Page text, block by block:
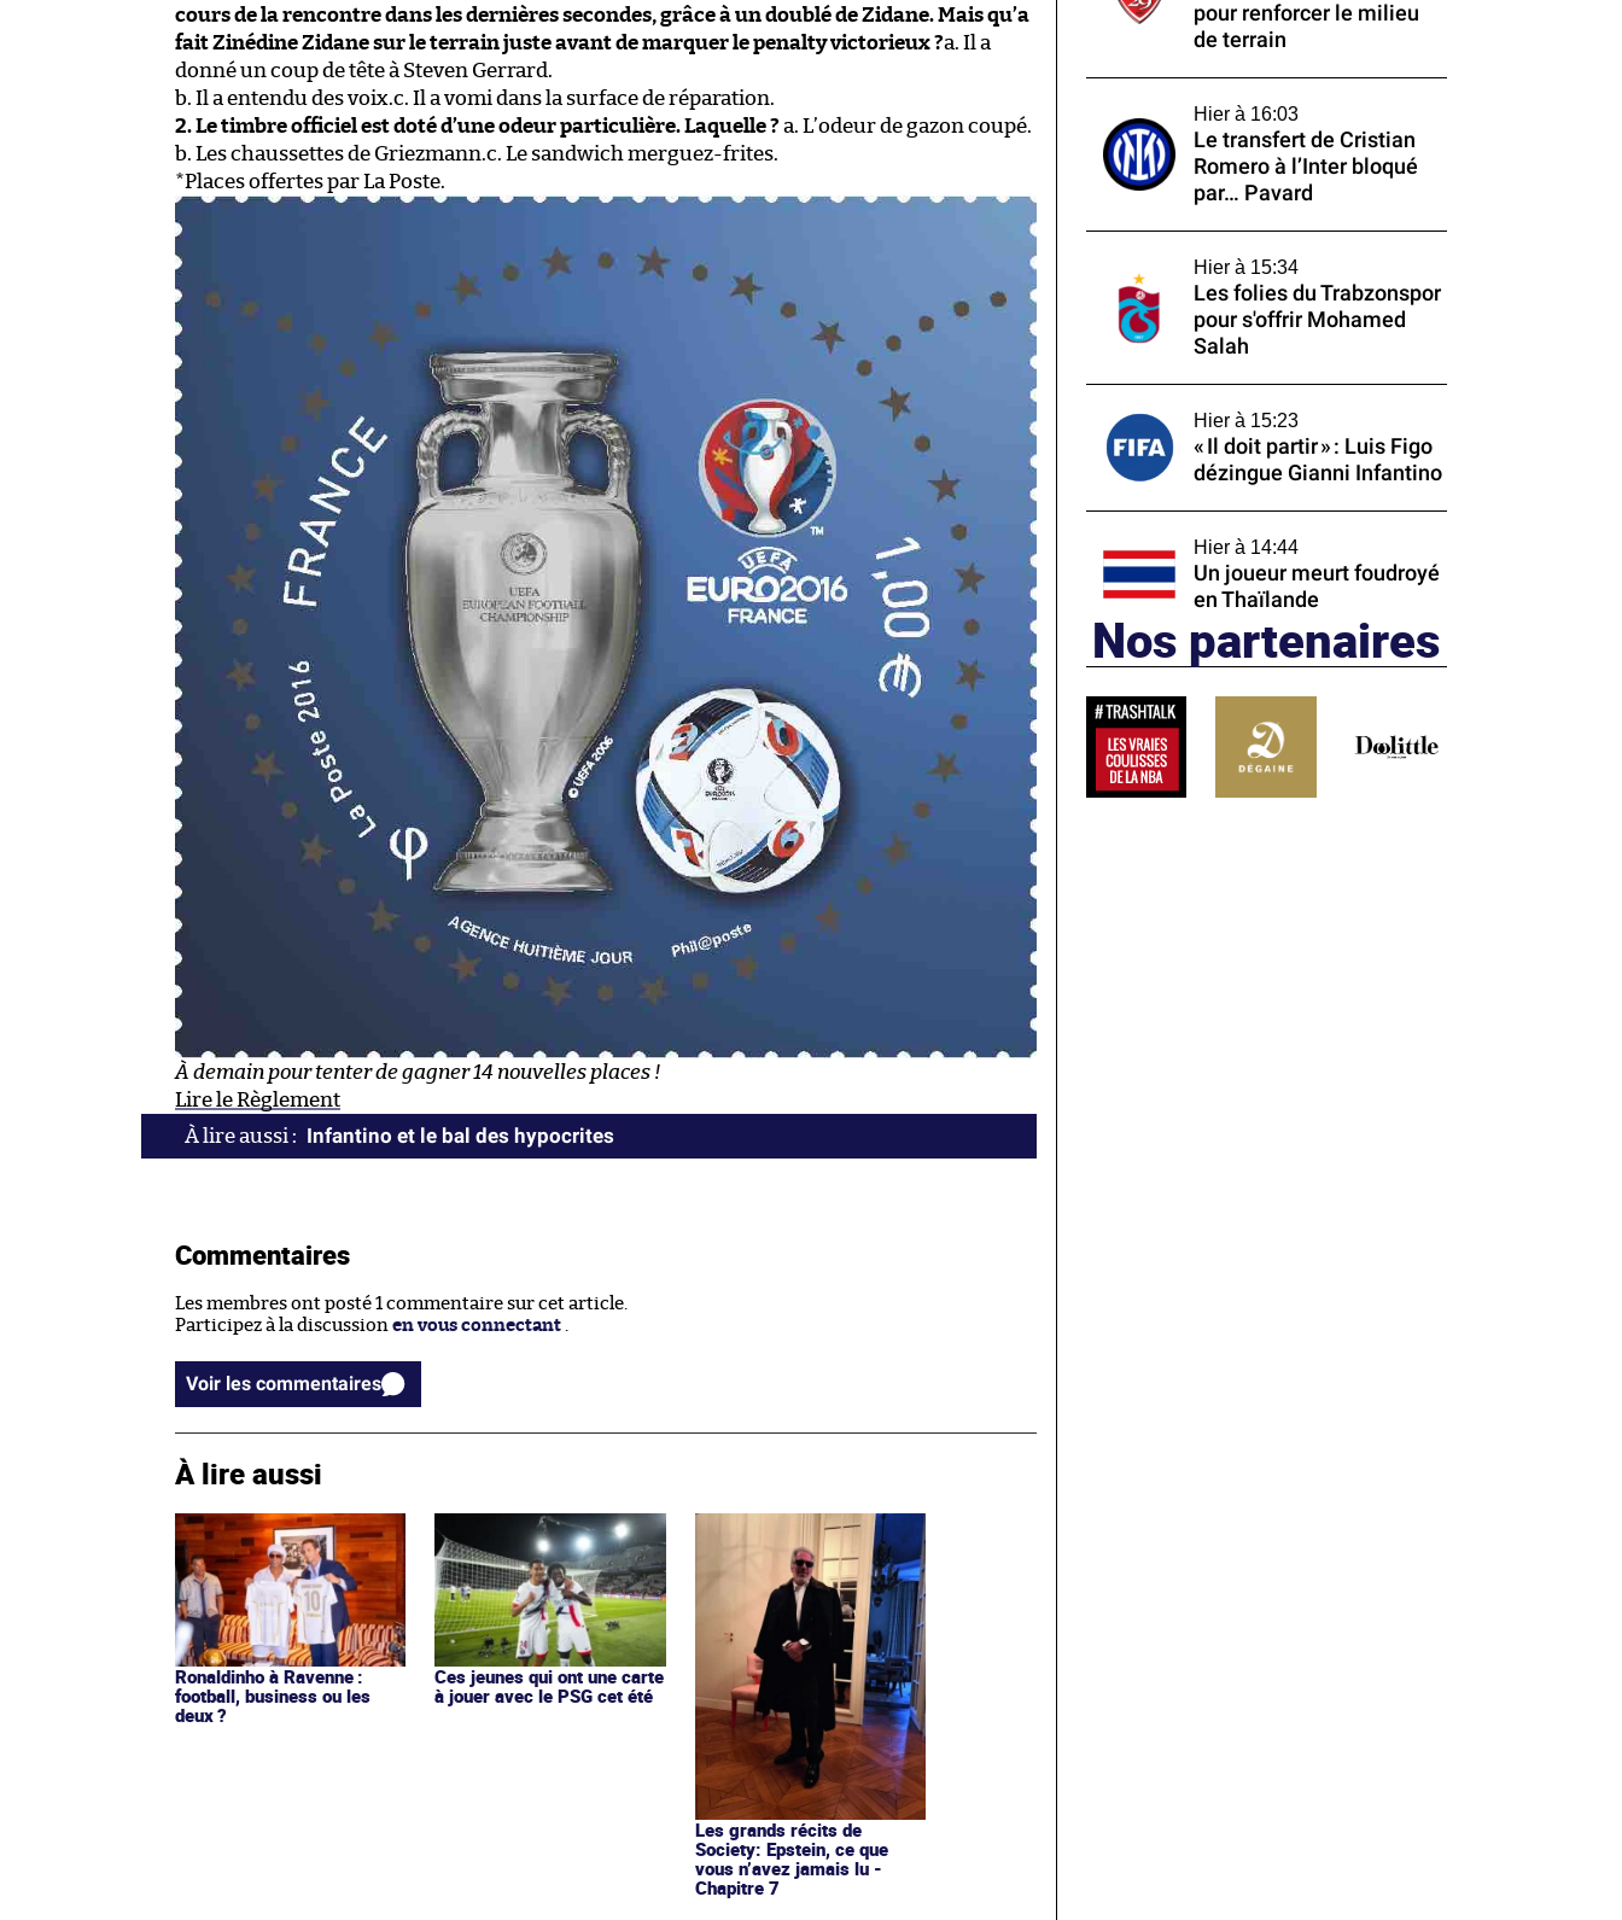
cours de la rencontre dans les dernières secondes, grâce à un doublé de Zidane. Mais qu’a
fait Zinédine Zidane sur le terrain juste avant de marquer le penalty victorieux ?a. Il a
donné un coup de tête à Steven Gerrard.
b. Il a entendu des voix.c. Il a vomi dans la surface de réparation.
2. Le timbre officiel est doté d’une odeur particulière. Laquelle ? a. L’odeur de gazon coupé.
b. Les chaussettes de Griezmann.c. Le sandwich merguez-frites.
*Places offertes par La Poste.
À demain pour tenter de gagner 14 nouvelles places !
Lire le Règlement
Infantino et le bal des hypocrites
Commentaires
Les membres ont posté 1 commentaire sur cet article.
Participez à la discussion en vous connectant
Voir les commentaires
À lire aussi
Ronaldinho à Ravenne :
football, business ou les
deux ?
Ces jeunes qui ont une carte
à jouer avec le PSG cet été
Les grands récits de
Society: Epstein, ce que
vous n’avez jamais lu -
Chapitre 7
pour renforcer le milieu
de terrain
Hier à 16:03
Le transfert de Cristian
Romero à l’Inter bloqué
par… Pavard
Hier à 15:34
Les folies du Trabzonspor
pour s'offrir Mohamed
Salah
Hier à 15:23
« Il doit partir » : Luis Figo
dézingue Gianni Infantino
Hier à 14:44
Un joueur meurt foudroyé
en Thaïlande
Nos partenaires